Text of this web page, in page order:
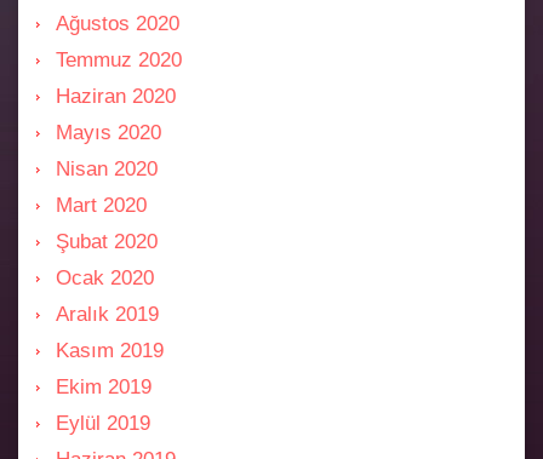
Ağustos 2020
Temmuz 2020
Haziran 2020
Mayıs 2020
Nisan 2020
Mart 2020
Şubat 2020
Ocak 2020
Aralık 2019
Kasım 2019
Ekim 2019
Eylül 2019